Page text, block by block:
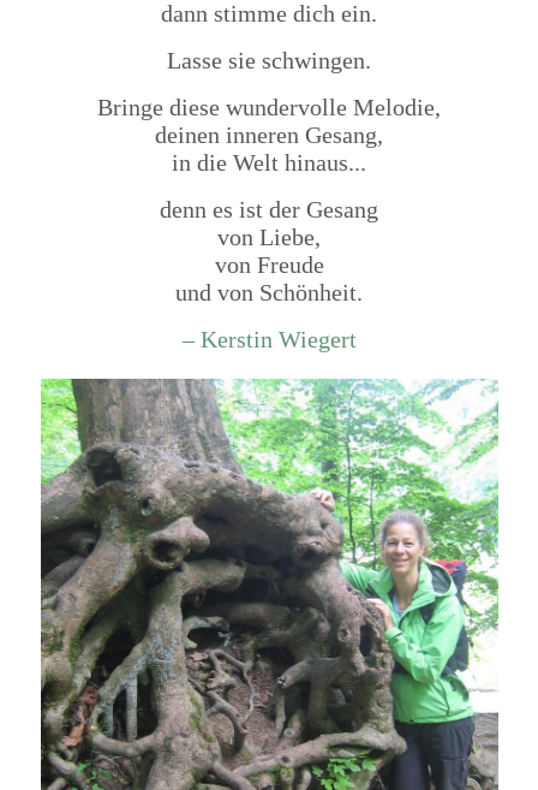
dann stimme dich ein.
Lasse sie schwingen.
Bringe diese wundervolle Melodie,
deinen inneren Gesang,
in die Welt hinaus...
denn es ist der Gesang
von Liebe,
von Freude
und von Schönheit.
– Kerstin Wiegert